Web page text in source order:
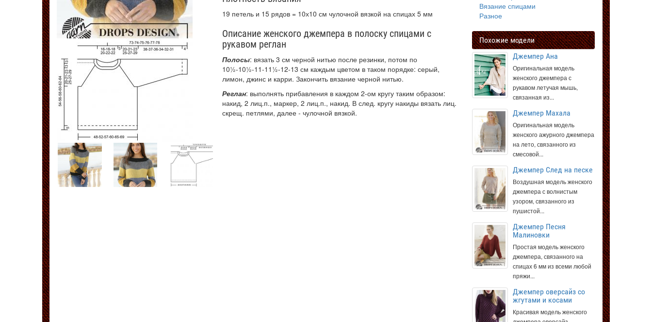
19 петель и 15 рядов = 10х10 см чулочной вязкой на спицах 5 мм
Описание женского джемпера в полоску спицами с
рукавом реглан
Полосы: вязать 3 см черной нитью после резинки, потом по
10½-10½-11-11½-12-13 см каждым цветом в таком порядке: серый,
лимон, джинс и карри. Закончить вязание черной нитью.
Реглан: выполнять прибавления в каждом 2-ом кругу таким образом:
накид, 2 лиц.п., маркер, 2 лиц.п., накид. В след. кругу накиды вязать лиц.
скрещ. петлями, далее - чулочной вязкой.
Вязание спицами
Разное
Похожие модели
Джемпер Ана
Оригинальная модель
женского джемпера с
рукавом летучая мышь,
связанная из...
Джемпер Махала
Оригинальная модель
женского ажурного джемпера
на лето, связанного из
смесовой...
Джемпер След на песке
Воздушная модель женского
джемпера с волнистым
узором, связанного из
пушистой...
Джемпер Песня
Малиновки
Простая модель женского
джемпера, связанного на
спицах 6 мм из всеми любой
пряжи...
Джемпер оверсайз со
жгутами и косами
Красивая модель женского